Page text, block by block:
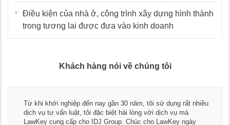
Điều kiện của nhà ở, công trình xây dựng hình thành
trong tương lai được đưa vào kinh doanh
Khách hàng nói về chúng tôi
Thay mặt Công ty Dương Cafe, tôi xin chân thành cảm ơn đội
ngũ luật sư, kế toán của LawKey. Thực sự yên tâm khi sử
dụng dịch vụ tư vấn pháp luật và kế toán thuế bên các bạn.